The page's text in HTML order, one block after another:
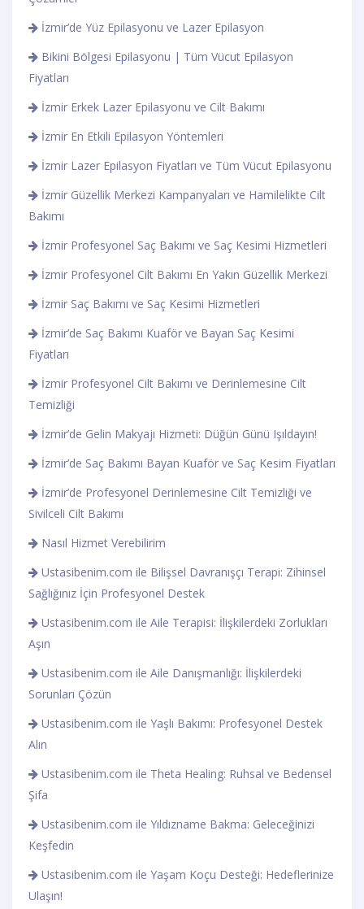
İzmir’de Yüz Epilasyonu ve Lazer Epilasyon
Bikini Bölgesi Epilasyonu | Tüm Vücut Epilasyon
Fiyatları
İzmir Erkek Lazer Epilasyonu ve Cilt Bakımı
İzmir En Etkili Epilasyon Yöntemleri
İzmir Lazer Epilasyon Fiyatları ve Tüm Vücut Epilasyonu
İzmir Güzellik Merkezi Kampanyaları ve Hamilelikte Cilt
Bakımı
İzmir Profesyonel Saç Bakımı ve Saç Kesimi Hizmetleri
İzmir Profesyonel Cilt Bakımı En Yakın Güzellik Merkezi
İzmir Saç Bakımı ve Saç Kesimi Hizmetleri
İzmir’de Saç Bakımı Kuaför ve Bayan Saç Kesimi
Fiyatları
İzmir Profesyonel Cilt Bakımı ve Derinlemesine Cilt
Temizliği
İzmir’de Gelin Makyajı Hizmeti: Düğün Günü Işıldayın!
İzmir’de Saç Bakımı Bayan Kuaför ve Saç Kesim Fiyatları
İzmir’de Profesyonel Derinlemesine Cilt Temizliği ve
Sivilceli Cilt Bakımı
Nasıl Hizmet Verebilirim
Ustasibenim.com ile Bilişsel Davranışçı Terapi: Zihinsel
Sağlığınız İçin Profesyonel Destek
Ustasibenim.com ile Aile Terapisi: İlişkilerdeki Zorlukları
Aşın
Ustasibenim.com ile Aile Danışmanlığı: İlişkilerdeki
Sorunları Çözün
Ustasibenim.com ile Yaşlı Bakımı: Profesyonel Destek
Alın
Ustasibenim.com ile Theta Healing: Ruhsal ve Bedensel
Şifa
Ustasibenim.com ile Yıldızname Bakma: Geleceğinizi
Keşfedin
Ustasibenim.com ile Yaşam Koçu Desteği: Hedeflerinize
Ulaşın!